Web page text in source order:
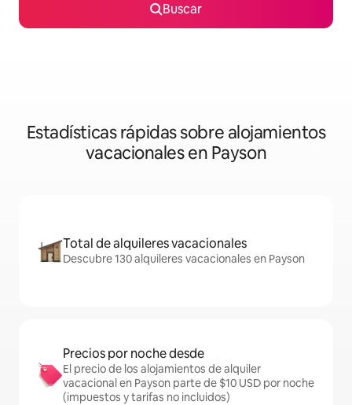
Buscar
Estadísticas rápidas sobre alojamientos
vacacionales en Payson
Total de alquileres vacacionales
Descubre 130 alquileres vacacionales en Payson
Precios por noche desde
El precio de los alojamientos de alquiler
vacacional en Payson parte de $10 USD por noche
(impuestos y tarifas no incluidos)